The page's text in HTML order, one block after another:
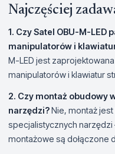
Najczęściej
1. Czy Satel OBU-M-LED
manipulatorów i
M-LED jest
manipulatorów i klawiatur
2. Czy montaż obudowy
narzędzi?Nie, montaż
specjalistycznych
montażowe są dołączone